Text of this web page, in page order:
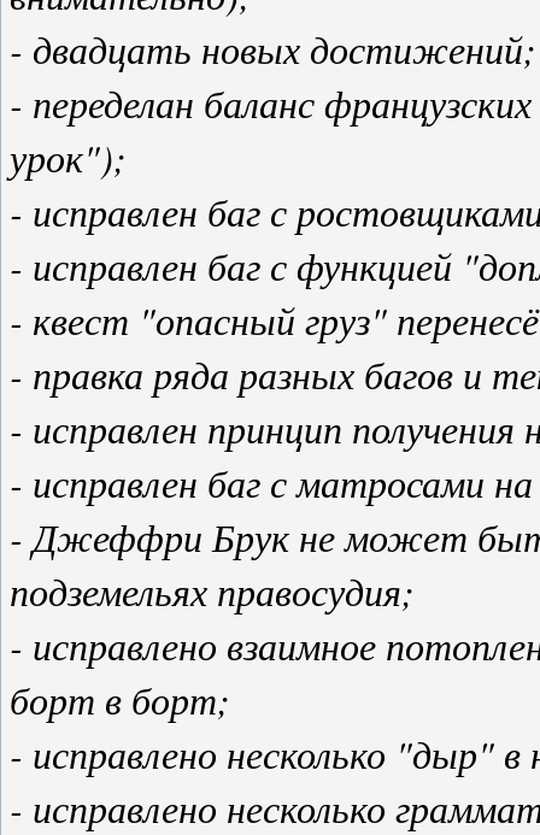
- двадцать новых достижений;
- переделан баланс
урок");
- исправлен баг с
- исправлен баг с функцией
- квест "опасный груз"
- правка ряда разных багов и
- исправлен принцип
- исправлен баг с матросами
- Джеффри Брук не может
подземельях правосудия;
- исправлено взаимное
борт в борт;
- исправлено несколько "дыр"
- исправлено несколько